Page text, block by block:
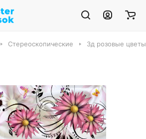
Стереоскопические 3д розовые